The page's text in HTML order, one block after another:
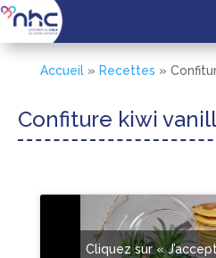
Accueil» Recettes »
Confiture kiwi
Cliquez sur «